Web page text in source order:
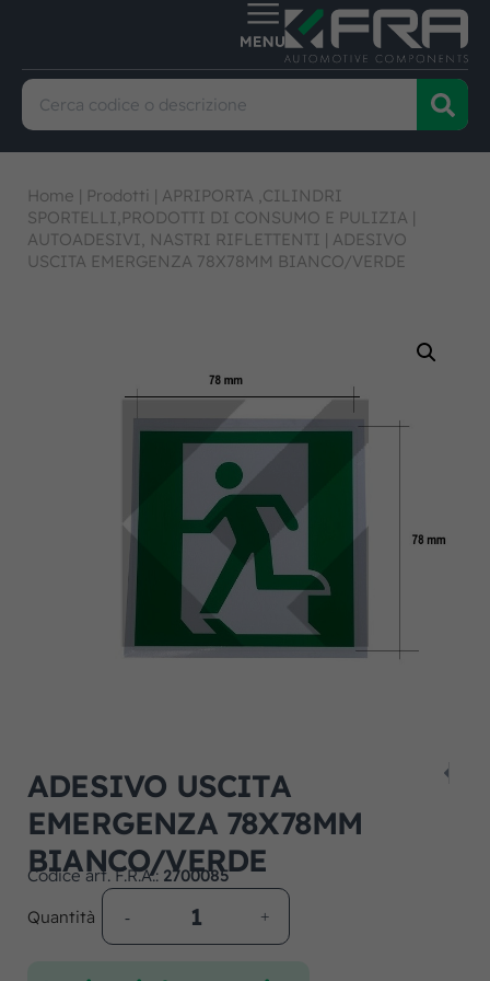
Home | Prodotti | APRIPORTA ,CILINDRI
SPORTELLI,PRODOTTI DI CONSUMO E PULIZIA |
AUTOADESIVI, NASTRI RIFLETTENTI | ADESIVO
USCITA EMERGENZA 78X78MM BIANCO/VERDE
ADESIVO USCITA
EMERGENZA 78X78MM
BIANCO/VERDE
Codice art. F.R.A.: 2700085
Quantità